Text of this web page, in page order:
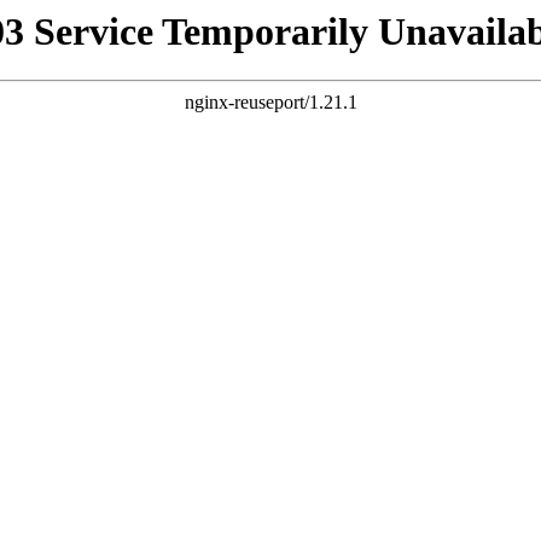
Service Temporarily
nginx-reuseport/1.21.1